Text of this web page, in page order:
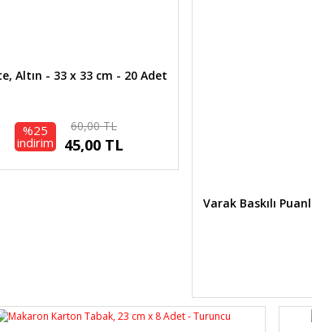
Altın - 33 x 33 cm - 20 Adet
%25
indirim
60,00 TL
45,00 TL
Varak Baskılı